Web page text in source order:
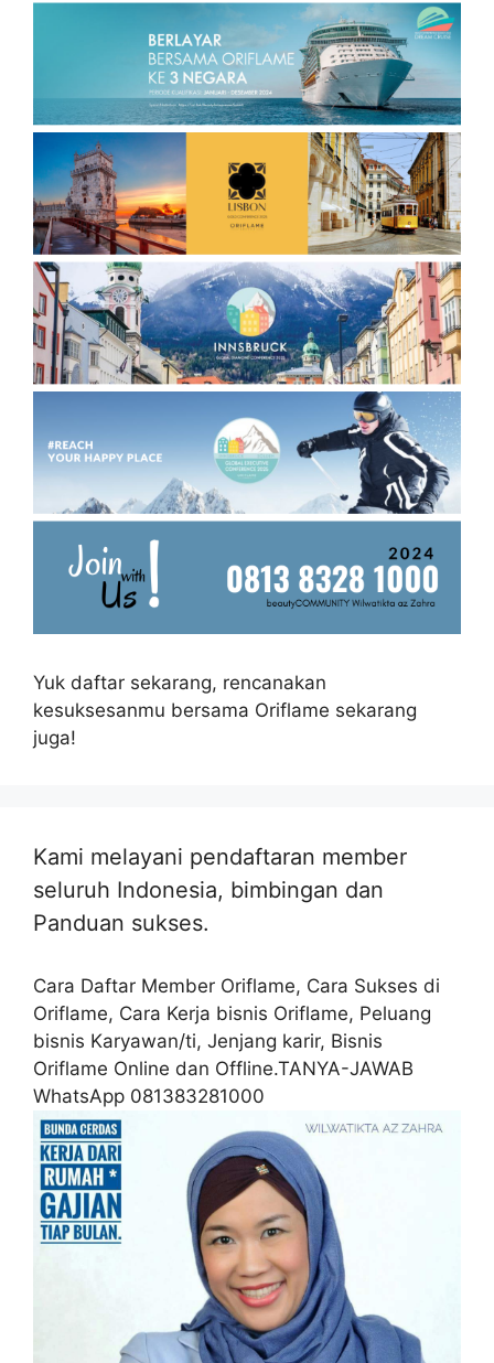
Yuk daftar sekarang, rencanakan
kesuksesanmu bersama Oriflame sekarang
juga!
Kami melayani pendaftaran member
seluruh Indonesia, bimbingan dan
Panduan sukses.
Cara Daftar Member Oriflame, Cara Sukses di
Oriflame, Cara Kerja bisnis Oriflame, Peluang
bisnis Karyawan/ti, Jenjang karir, Bisnis
Oriflame Online dan Offline.TANYA-JAWAB
WhatsApp 081383281000